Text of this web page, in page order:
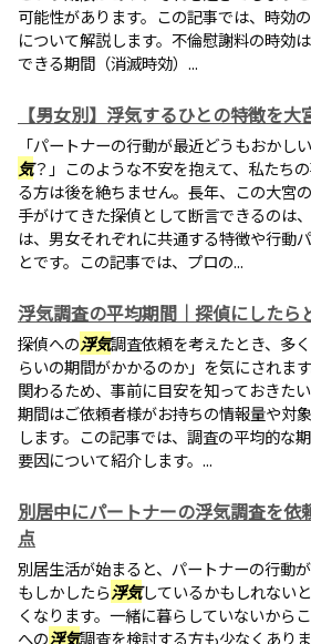
可能性があります。この記事では、時効
について解説します。不倫慰謝料の時効
できる期間（消滅時効）...
【男女別】浮気するひとの特徴を
「パートナーの行動が最近どうもおかし
気？」このような不安を抱えて、私たち
る方は後を絶ちません。長年、この大宮
手がけてきた探偵として断言できるのは、
は、男女それぞれに共通する特徴や行動
とです。この記事では、プロの...
浮気調査の平均期間｜探偵にしたら
探偵への浮気調査依頼を考えたとき、多
らいの期間がかかるのか」を気にされま
関わるため、事前に目安を知っておきた
期間はご依頼者様がお持ちの情報量や対
します。この記事では、調査の平均的な
要因について紹介します。...
別居中にパートナーの浮気調査を依
点
別居生活が始まると、パートナーの行動
もしかしたら浮気しているかもしれない
くなります。一緒に暮らしていないから
への浮気調査を検討する方も少なくあり